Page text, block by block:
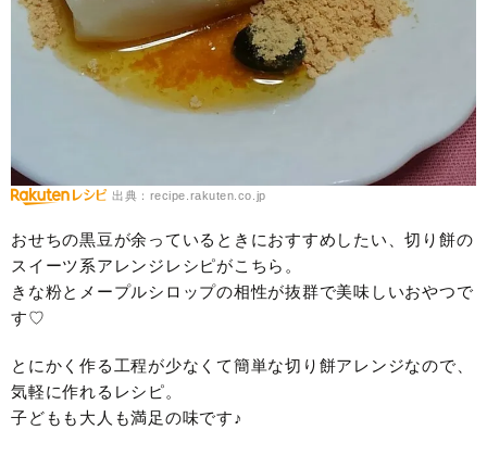
出典：recipe.rakuten.co.jp
おせちの黒豆が余っているときにおすすめしたい、切り餅の
スイーツ系アレンジレシピがこちら。
きな粉とメープルシロップの相性が抜群で美味しいおやつで
す♡
とにかく作る工程が少なくて簡単な切り餅アレンジなので、
気軽に作れるレシピ。
子どもも大人も満足の味です♪